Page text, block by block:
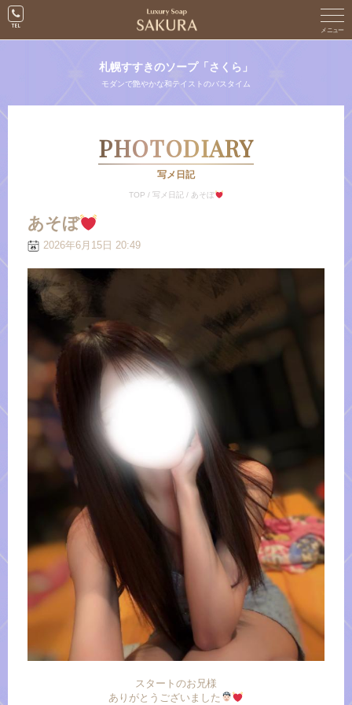
札幌すすきのソープ「さくら」
モダンで艶やかな和テイストのバスタイム
PHOTODIARY
写メ日記
TOP / 写メ日記 / あそぼ
あそぼ
2026年6月15日 20:49
スタートのお兄様
ありがとうございました